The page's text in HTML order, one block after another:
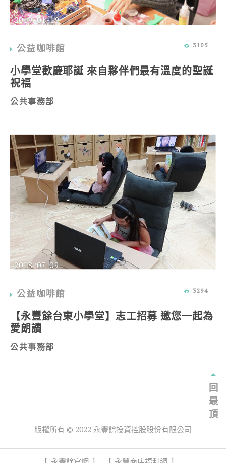
回
最
頂
2019-01-19
公益咖啡館 3105
小學堂歡慶耶誕 來自夥伴們最有溫度的聖誕
祝福
公共事務部
2018-07-09
公益咖啡館 3294
【永豐餘台東小學堂】志工招募 邀您一起為
愛朗讀
公共事務部
版權所有 © 2022 永豐餘投資控股股份有限公司